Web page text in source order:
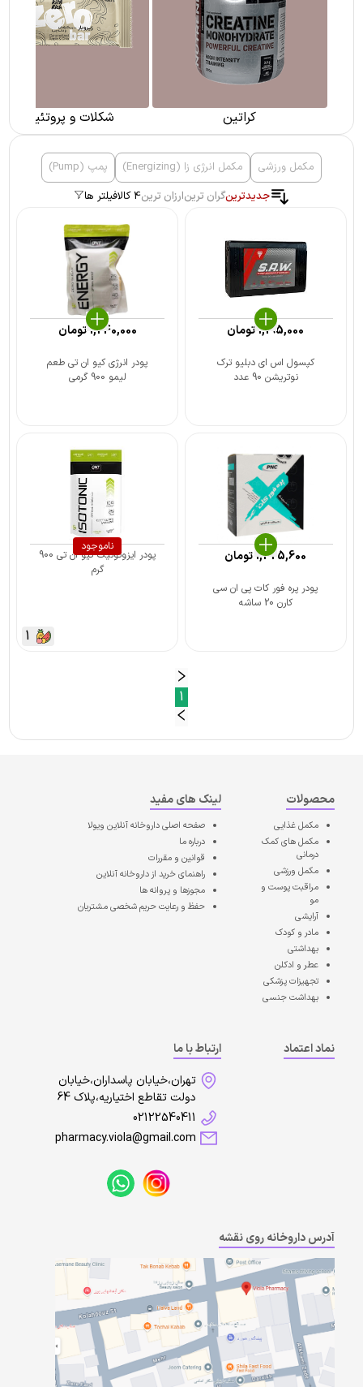
کراتین شکلات و پروتئین بار
مکمل ورزشی مکمل انرژی زا (Energizing)
پمپ (Pump)
جدیدترینگران ترینارزان ترین4 کالا فیلتر ها
کپسول اس ای دبلیو ترک
نوتریشن 90 عدد
1,195,000تومان
پودر انرژی کیو ان تی طعم
لیمو 900 گرمی
1,240,000تومان
پودر پره فور کات پی ان سی
کارن 20 ساشه
1,425,600تومان
ناموجود
پودر ایزوتونیک کیو ان تی 900
گرم
1
1
محصولات
مکمل غذایی
مکمل های کمک
درمانی
مکمل ورزشی
مراقبت پوست و
مو
آرایشی
مادر و کودک
بهداشتی
عطر و ادکلن
تجهیزات پزشکی
بهداشت جنسی
لینک های مفید
صفحه اصلیداروخانه آنلاین ویولا
درباره ما
قوانین و مقررات
راهنمای خرید از داروخانه آنلاین
مجوزها و پروانه ها
حفظ و رعایت حریم شخصی مشتریان
نماد اعتماد
ارتباط با ما
تهران،خیابان پاسداران،خیابان
دولت تقاطع اختیاریه،پلاک 64
02122540411
pharmacy.viola@gmail.com
آدرس داروخانه روی نقشه